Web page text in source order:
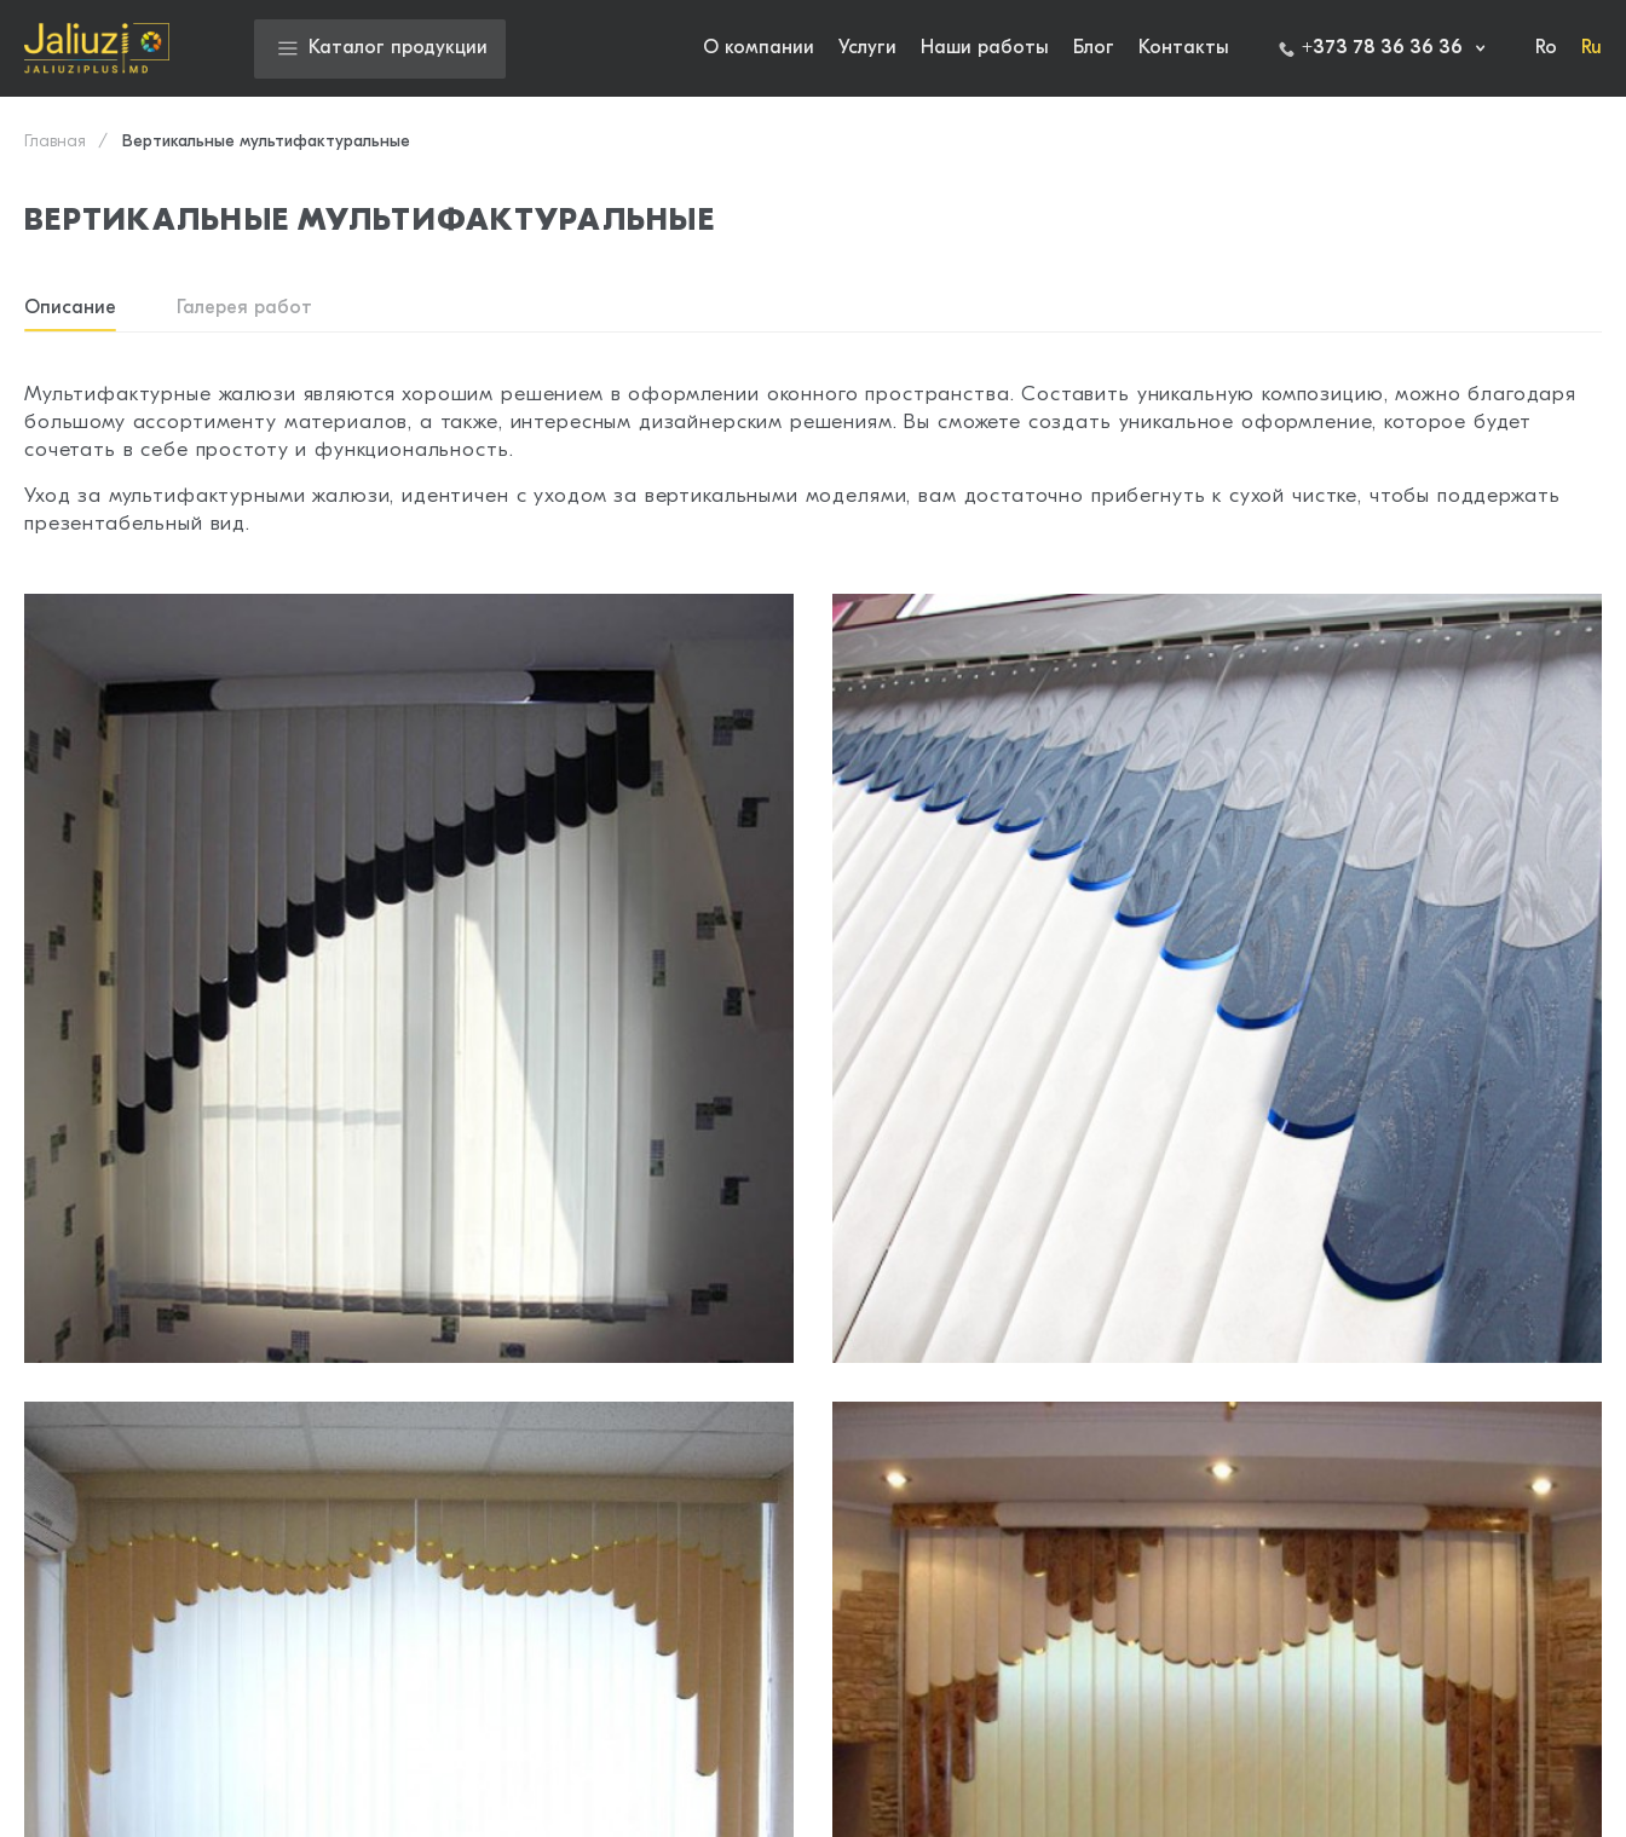
Каталог продукции О компании Услуги Наши работы Блог Контакты +373 78 36 36 36 Ro Ru
Главная Вертикальные мультифактуральные
ВЕРТИКАЛЬНЫЕ МУЛЬТИФАКТУРАЛЬНЫЕ
Описание Галерея работ
Мультифактурные жалюзи являются хорошим решением в оформлении оконного пространства. Составить уникальную композицию, можно благодаря
большому ассортименту материалов, а также, интересным дизайнерским решениям. Вы сможете создать уникальное оформление, которое будет
сочетать в себе простоту и функциональность.
Уход за мультифактурными жалюзи, идентичен с уходом за вертикальными моделями, вам достаточно прибегнуть к сухой чистке, чтобы поддержать
презентабельный вид.